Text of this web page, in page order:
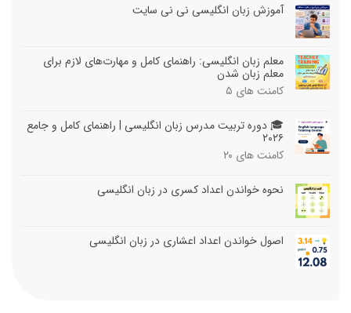
آموزش زبان انگلیسی نی نی سایت
معلم زبان انگلیسی: راهنمای کامل و مهارت‌های لازم برای
معلم زبان شدن
کامنت های ۵
🎓 دوره تربیت مدرس زبان انگلیسی | راهنمای کامل و جامع
۲۰۲۶
کامنت های ۲۰
نحوه خواندن اعداد کسری در زبان انگلیسی
اصول خواندن اعداد اعشاری در زبان انگلیسی